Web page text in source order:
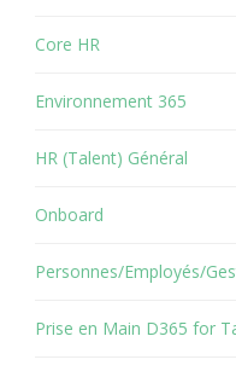
Core HR
Environnement 365
HR (Talent) Général
Onboard
Personnes/Employés/
Prise en Main D365 for